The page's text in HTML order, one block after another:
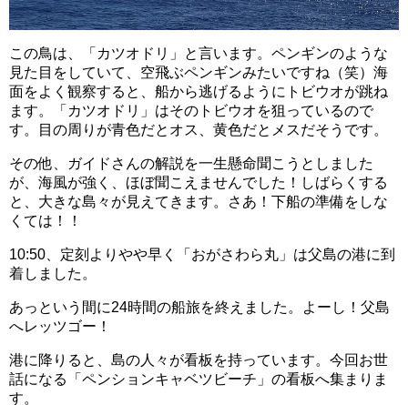
この鳥は、「カツオドリ」と言います。ペンギンのような
見た目をしていて、空飛ぶペンギンみたいですね（笑）海
面をよく観察すると、船から逃げるようにトビウオが跳ね
ます。「カツオドリ」はそのトビウオを狙っているので
す。目の周りが青色だとオス、黄色だとメスだそうです。
その他、ガイドさんの解説を一生懸命聞こうとしました
が、海風が強く、ほぼ聞こえませんでした！しばらくする
と、大きな島々が見えてきます。さあ！下船の準備をしな
くては！！
10:50、定刻よりやや早く「おがさわら丸」は父島の港に到
着しました。
あっという間に24時間の船旅を終えました。よーし！父島
へレッツゴー！
港に降りると、島の人々が看板を持っています。今回お世
話になる「ペンションキャベツビーチ」の看板へ集まりま
す。